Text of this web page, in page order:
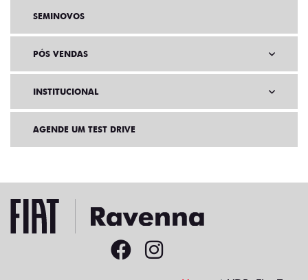
SEMINOVOS
PÓS VENDAS
INSTITUCIONAL
AGENDE UM TEST DRIVE